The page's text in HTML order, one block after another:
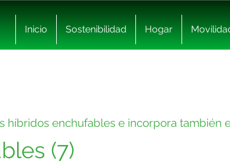
Inicio Sostenibilidad Hogar
híbridos enchufables e incorpora también
(7)